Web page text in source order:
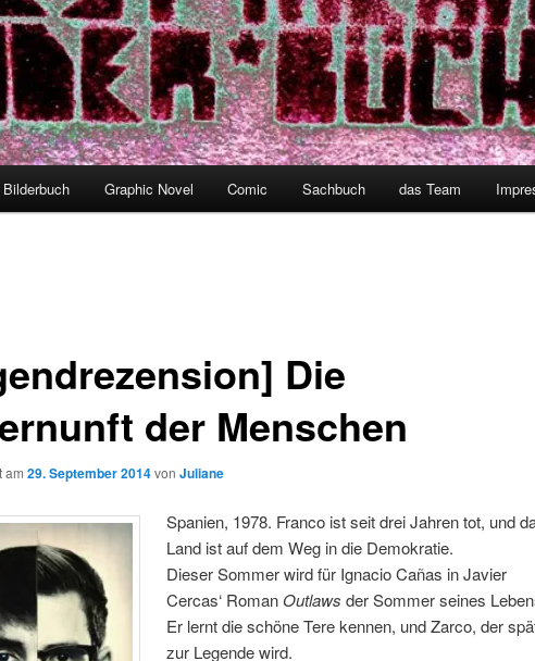
Bilderbuch Graphic Novel Comic Sachbuch das Team
Die
der Menschen
am 29. September 2014von Juliane
Spanien, 1978. Franco ist seit drei Jahren tot, und
Land ist auf dem Weg in die Demokratie.
Dieser Sommer wird für Ignacio Cañas in Javier
Cercas‘ Roman Outlaws der Sommer seines
Er lernt die schöne Tere kennen, und Zarco, der
zur Legende wird.